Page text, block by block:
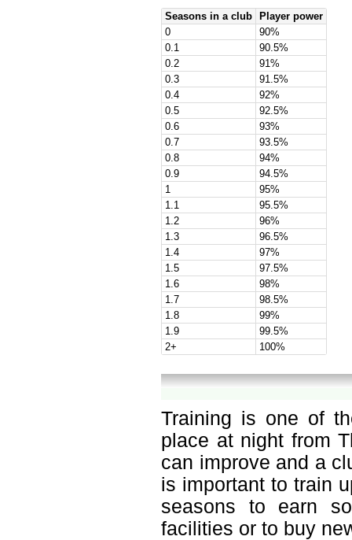
Seasons in a club
Player power
0
90%
0.1
90.5%
0.2
91%
0.3
91.5%
0.4
92%
0.5
92.5%
0.6
93%
0.7
93.5%
0.8
94%
0.9
94.5%
1
95%
1.1
95.5%
1.2
96%
1.3
96.5%
1.4
97%
1.5
97.5%
1.6
98%
1.7
98.5%
1.8
99%
1.9
99.5%
2+
100%
Training is one of
place at night from
can improve and a
is important to train
seasons to earn
facilities or to buy